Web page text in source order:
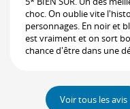
choc. On oublie vite
personnages. En noir et
est vraiment et on sort
chance d'être dans une
Voir tous les avis